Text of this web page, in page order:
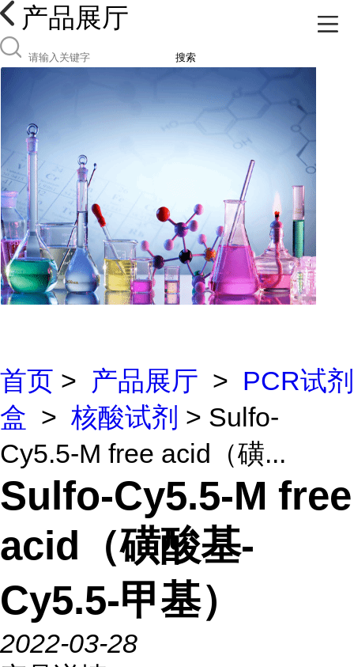
产品展厅
搜索
首页 > 产品展厅 > PCR试剂
盒 > 核酸试剂 > Sulfo-
Cy5.5-M free acid（磺...
Sulfo-Cy5.5-M free
acid（磺酸基-
Cy5.5-甲基）
2022-03-28